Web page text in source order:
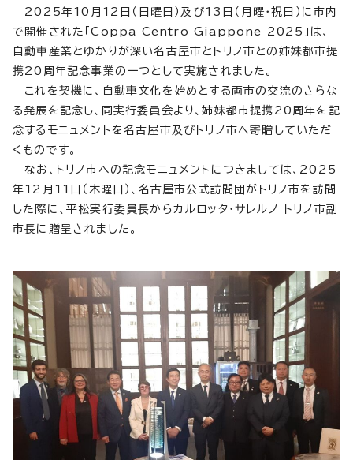
2025年10月12日（日曜日）及び13日（月曜・祝日）に市内
で開催された「Coppa Centro Giappone 2025」は、
自動車産業とゆかりが深い名古屋市とトリノ市との姉妹都市提
携20周年記念事業の一つとして実施されました。
これを契機に、自動車文化を始めとする両市の交流のさらな
る発展を記念し、同実行委員会より、姉妹都市提携20周年を記
念するモニュメントを名古屋市及びトリノ市へ寄贈していただ
くものです。
なお、トリノ市への記念モニュメントにつきましては、2025
年12月11日（木曜日）、名古屋市公式訪問団がトリノ市を訪問
した際に、平松実行委員長からカルロッタ・サレルノ トリノ市副
市長に贈呈されました。